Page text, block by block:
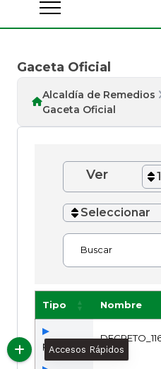
Gaceta Oficial
Alcaldía de Remedios
Gaceta Oficial
Ver
Seleccionar
Buscar
Tipo Nombre
pdf
Accesos Rápidos